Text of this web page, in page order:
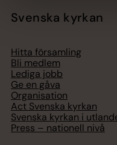
Svenska kyrkan
Hitta församling
Bli medlem
Lediga jobb
Ge en gåva
Organisation
Act Svenska kyrkan
Svenska kyrkan i
Press – nationell nivå